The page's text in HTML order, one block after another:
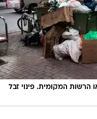
הרשות המקומית. פינוי זבל